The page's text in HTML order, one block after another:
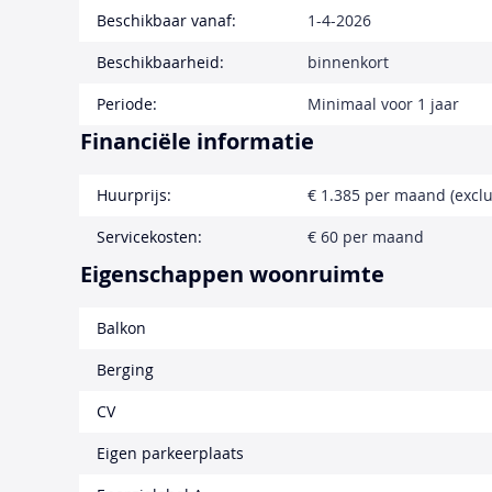
Beschikbaar vanaf:
1-4-2026
Beschikbaarheid:
binnenkort
Periode:
Minimaal voor 1 jaar
Financiële informatie
Huurprijs:
€ 1.385 per maand
Servicekosten:
€ 60 per maand
Eigenschappen woonruimte
Balkon
Berging
CV
Eigen parkeerplaats